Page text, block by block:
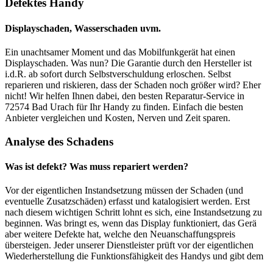
Defektes Handy
Displayschaden, Wasserschaden uvm.
Ein unachtsamer Moment und das Mobilfunkgerät hat einen
Displayschaden. Was nun? Die Garantie durch den Hersteller ist
i.d.R. ab sofort durch Selbstverschuldung erloschen. Selbst
reparieren und riskieren, dass der Schaden noch größer wird? Eher
nicht! Wir helfen Ihnen dabei, den besten Reparatur-Service in
72574 Bad Urach für Ihr Handy zu finden. Einfach die besten
Anbieter vergleichen und Kosten, Nerven und Zeit sparen.
Analyse des Schadens
Was ist defekt? Was muss repariert werden?
Vor der eigentlichen Instandsetzung müssen der Schaden (und
eventuelle Zusatzschäden) erfasst und katalogisiert werden. Erst
nach diesem wichtigen Schritt lohnt es sich, eine Instandsetzung zu
beginnen. Was bringt es, wenn das Display funktioniert, das Gerä
aber weitere Defekte hat, welche den Neuanschaffungspreis
übersteigen. Jeder unserer Dienstleister prüft vor der eigentlichen
Wiederherstellung die Funktionsfähigkeit des Handys und gibt dem